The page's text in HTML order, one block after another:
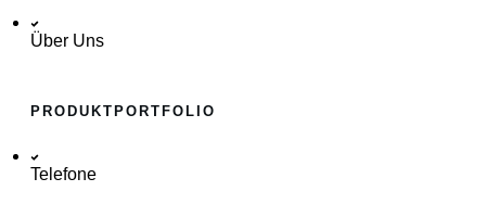
Über Uns
PRODUKTPORTFOLIO
Telefone